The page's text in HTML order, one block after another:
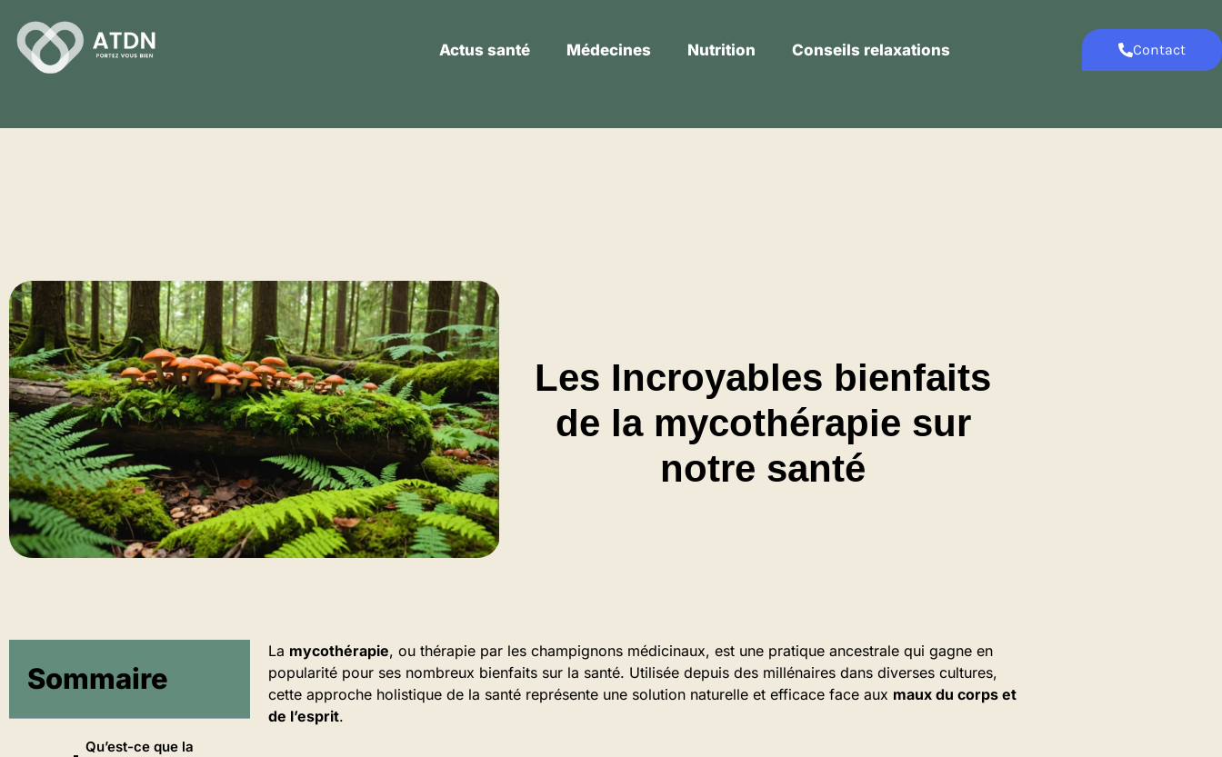
Actus santé Médecines Nutrition Conseils relaxations Contact
Les Incroyables bienfaits
de la mycothérapie sur
notre santé
Sommaire
Qu’est-ce que la
La mycothérapie, ou thérapie par les champignons médicinaux, est une pratique ancestrale qui gagne en
popularité pour ses nombreux bienfaits sur la santé. Utilisée depuis des millénaires dans diverses cultures,
cette approche holistique de la santé représente une solution naturelle et efficace face aux maux du corps et
de l’esprit.